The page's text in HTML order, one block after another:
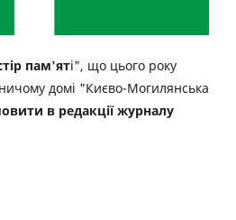
пам'яті", що цього року
домі "Києво-Могилянська
в редакції журналу